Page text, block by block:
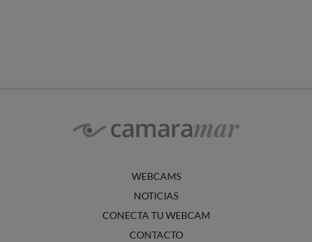
WEBCAMS
NOTICIAS
CONECTA TU WEBCAM
CONTACTO